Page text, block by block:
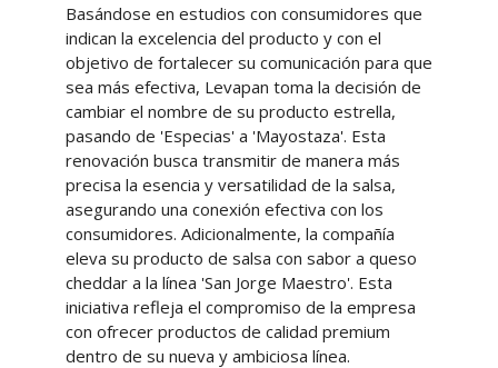
Basándose en estudios con consumidores que
indican la excelencia del producto y con el
objetivo de fortalecer su comunicación para que
sea más efectiva, Levapan toma la decisión de
cambiar el nombre de su producto estrella,
pasando de 'Especias' a 'Mayostaza'. Esta
renovación busca transmitir de manera más
precisa la esencia y versatilidad de la salsa,
asegurando una conexión efectiva con los
consumidores. Adicionalmente, la compañía
eleva su producto de salsa con sabor a queso
cheddar a la línea 'San Jorge Maestro'. Esta
iniciativa refleja el compromiso de la empresa
con ofrecer productos de calidad premium
dentro de su nueva y ambiciosa línea.